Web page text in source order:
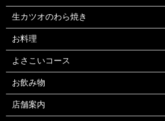
生カツオのわら焼き
お料理
よさこいコース
お飲み物
店舗案内